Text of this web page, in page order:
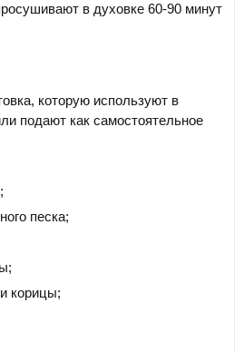
в духовке 60-90 минут
которую используют в
подают как самостоятельное
песка;
корицы;